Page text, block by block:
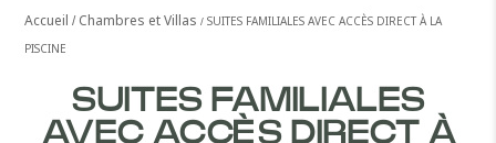
Accueil Chambres et Villas
SUITES FAMILIALES AVEC ACCÈS DIRECT À LA
PISCINE
SUITES FAMILIALES
AVEC ACCÈS DIRECT À